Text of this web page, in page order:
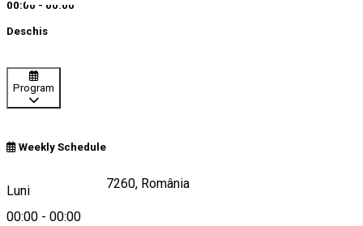
00:00 - 00:00
Deschis
Program
Weekly Schedule
Luni
00:00 - 00:00
DN1, Șelimbăr 557260, România